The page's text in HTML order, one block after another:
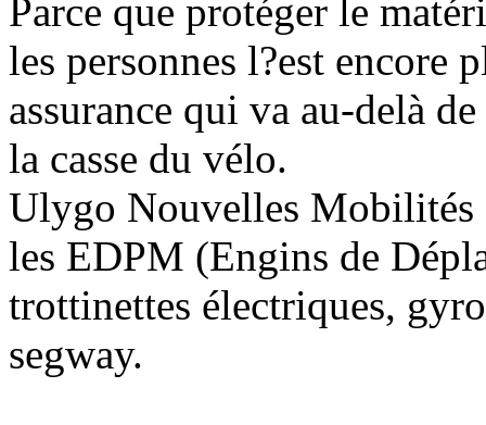
Parce que protéger le
les personnes l?est encore
assurance qui va au-delà
la casse du vélo.
Ulygo Nouvelles Mobilités
les EDPM (Engins de
trottinettes électriques,
segway.